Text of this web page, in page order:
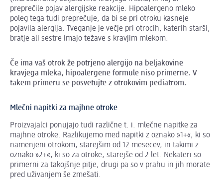
preprečile pojav alergijske reakcije. Hipoalergeno mleko
poleg tega tudi preprečuje, da bi se pri otroku kasneje
pojavila alergija. Tveganje je večje pri otrocih, katerih starši,
bratje ali sestre imajo težave s kravjim mlekom.
Če ima vaš otrok že potrjeno alergijo na beljakovine
kravjega mleka, hipoalergene formule niso primerne. V
takem primeru se posvetujte z otrokovim pediatrom.
Mlečni napitki za majhne otroke
Proizvajalci ponujajo tudi različne t. i. mlečne napitke za
majhne otroke. Razlikujemo med napitki z oznako »1+«, ki so
namenjeni otrokom, starejšim od 12 mesecev, in takimi z
oznako »2+«, ki so za otroke, starejše od 2 let. Nekateri so
primerni za takojšnje pitje, drugi pa so v prahu in jih morate
pred uživanjem še zmešati.